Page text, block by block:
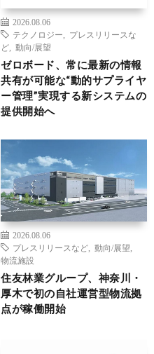
2026.08.06
テクノロジー
プレスリリースな
ど
動向/展望
ゼロボード、常に最新の情報
共有が可能な“動的サプライヤ
ー管理”実現する新システムの
提供開始へ
2026.08.06
プレスリリースなど
動向/展望
物流施設
住友林業グループ、神奈川・
厚木で初の自社運営型物流拠
点が稼働開始